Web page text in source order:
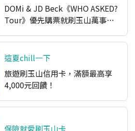
DOMi & JD Beck《WHO ASKED?
Tour》優先購票就刷玉山萬事達
這夏chill一下
旅遊刷玉山信用卡，滿額最高享
4,000元回饋！